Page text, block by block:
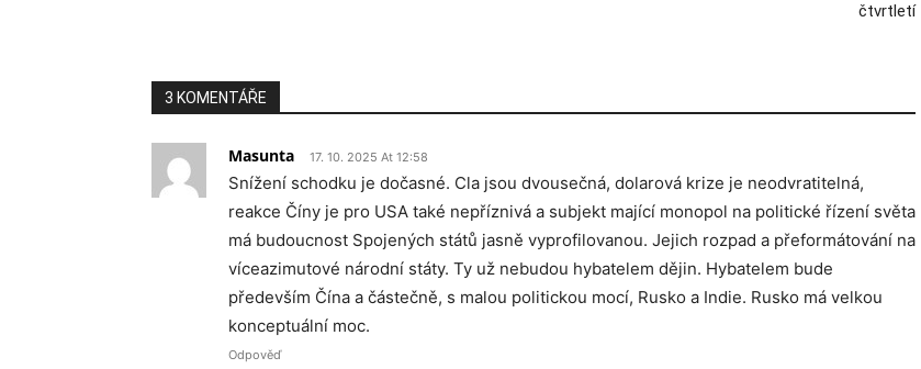
čtvrtletí
3 KOMENTÁŘE
Masunta 17. 10. 2025 At 12:58
Snížení schodku je dočasné. Cla jsou dvousečná, dolarová krize je neodvratitelná,
reakce Číny je pro USA také nepříznivá a subjekt mající monopol na politické řízení světa
má budoucnost Spojených států jasně vyprofilovanou. Jejich rozpad a přeformátování na
víceazimutové národní státy. Ty už nebudou hybatelem dějin. Hybatelem bude
především Čína a částečně, s malou politickou mocí, Rusko a Indie. Rusko má velkou
konceptuální moc.
Odpověď